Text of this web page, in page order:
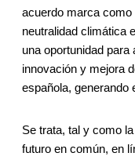
acuerdo marca
neutralidad climática
una oportunidad
innovación y mejora
española, generando
Se trata, tal y como
futuro en común, en